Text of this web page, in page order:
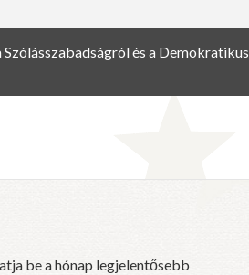
és a Demokratikus
be a hónap legjelentősebb